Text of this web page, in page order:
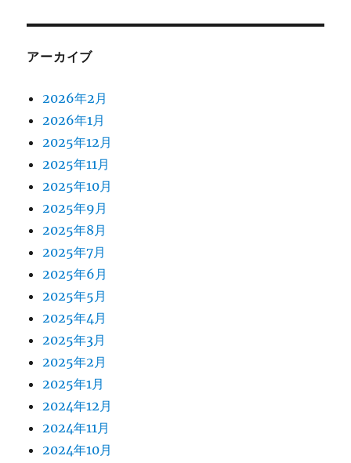
アーカイブ
2026年2月
2026年1月
2025年12月
2025年11月
2025年10月
2025年9月
2025年8月
2025年7月
2025年6月
2025年5月
2025年4月
2025年3月
2025年2月
2025年1月
2024年12月
2024年11月
2024年10月